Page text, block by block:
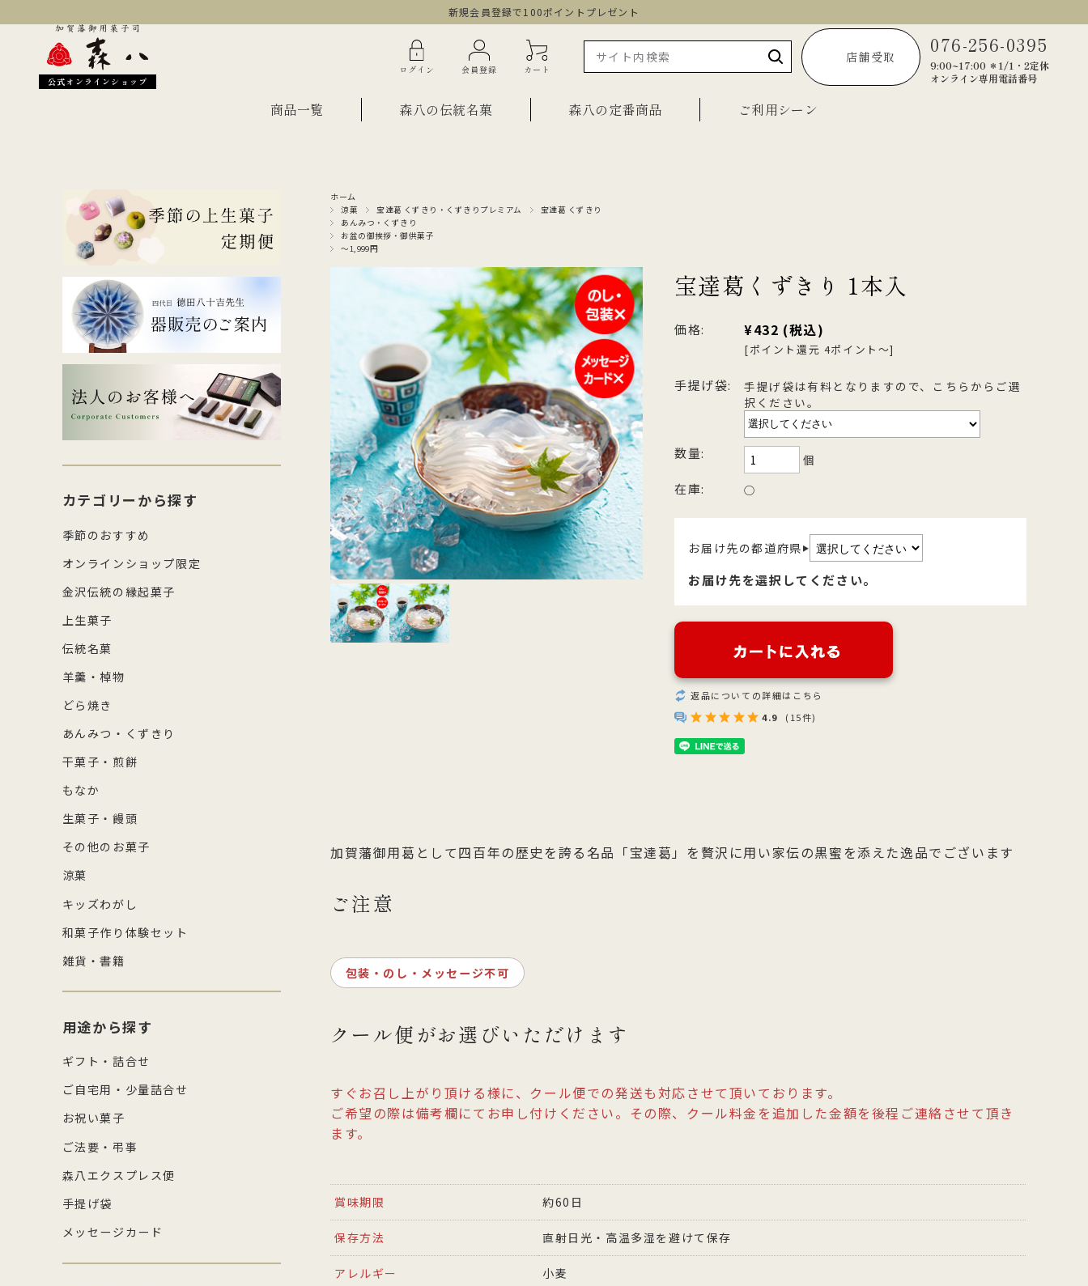
新規会員登録で100ポイントプレゼント
公式オンラインショップ
ログイン 会員登録 カート
店舗受取
076-256-0395
9:00~17:00 ＊1/1・2定休
オンライン専用電話番号
商品一覧
季節のおすすめ
オンラインショップ限定商品
金沢伝統の縁起菓子
上生菓子
伝統名菓
どら焼き
あんみつ・くずきり
生菓子・饅頭
その他のお菓子
涼菓
キッズわがし
和菓子作り体験セット
雑貨・書籍
ギフト・詰合せ
お祝い菓子
ご法要・弔事
森八エクスプレス便
手提げ袋
メッセージカード
メディア掲載商品
4,000円～4,999円
5,000円以上
森八の伝統名菓
長生殿
四百年間かわらぬ製法を守り続け日
本三名菓の随一と称えられておりま
す。
千歳
コクのあるこし餡を飴炊きのコシの
強い求肥で包み上げ、紅白の和三盆
糖を贅沢にまぶした森八の代表名
菓。
黒羊羹「玄」
純度の高い氷砂糖と極上の糸寒天を
使用し、さっぱりとした上品な甘さ
が特徴です。４種類のサイズ展開を
ご用意。
黒羊羹「匠」
森八の昔ながらの黒羊羹。玄と比較
して、米飴を贅沢に使用しており、
濃厚でコクのある甘さが特徴です。
森八の定番商品
蛇玉もなか
森八の商標「蛇玉」を形にした、香
ばしい加賀のもなか種としっとりと
したこし餡が魅力
もち皮どら焼き 宝達
しっとりとしたもち皮に良質な国内
産小豆のつぶあんを包み込んだ人気
の森八定番菓子
小型羊羹「粋」
お召上がりやすい形に仕上げた小型
羊羹「粋」は加賀金沢の天然の伏流
水と厳選素材を使用
宝達葛くずきり
400年の歴史を誇る「宝達葛」を用
いた、つるりとした爽やかなのどご
しが自慢のくずきり
ご利用シーン
ギフト・詰合せ ご自宅用・少量セット お祝い菓子 ご法要・弔事
ホーム
涼菓 宝達葛 くずきり・くずきりプレミアム
宝達葛 くずきり
あんみつ・くずきり
お盆の御挨拶・御供菓子
～1,999円
宝達葛くずきり 1本入
価格: ¥432 (税込)
[ポイント還元 4ポイント～]
手提げ袋:
手提げ袋は有料となりますので、こちらからご選
択ください。
数量: 個
在庫: ○
お届け先の都道府県 ▶
お届け先を選択してください。
返品についての詳細はこちら
4.9
(15件)
加賀藩御用葛として四百年の歴史を誇る名品「宝達葛」を贅沢に用い家伝の黒蜜を添えた逸品でございます
ご注意
包装・のし・メッセージ不可
クール便がお選びいただけます
すぐお召し上がり頂ける様に、クール便での発送も対応させて頂いております。
ご希望の際は備考欄にてお申し付けください。その際、クール料金を追加した金額を後程ご連絡させて頂き
ます。
賞味期限 約60日
保存方法 直射日光・高温多湿を避けて保存
アレルギー 小麦
カテゴリーから探す
季節のおすすめ
オンラインショップ限定
金沢伝統の縁起菓子
上生菓子
伝統名菓
羊羹・棹物
どら焼き
あんみつ・くずきり
干菓子・煎餅
もなか
生菓子・饅頭
その他のお菓子
涼菓
キッズわがし
和菓子作り体験セット
雑貨・書籍
用途から探す
ギフト・詰合せ
ご自宅用・少量詰合せ
お祝い菓子
ご法要・弔事
森八エクスプレス便
手提げ袋
メッセージカード